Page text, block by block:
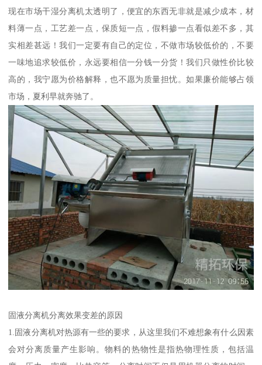
现在市场干湿分离机太透明了，便宜的东西无非就是减少成本，材
料薄一点，工艺差一点，保质短一点，假料掺一点看似差不多，其
实相差甚远！我们一定要有自己的定位，不做市场较低价的，不要
一味地追求较低价，永远要相信一分钱一分货！我们只做性价比较
高的，我宁愿为价格解释，也不愿为质量担忧。如果廉价能够占领
市场，夏利早就奔驰了。
固液分离机分离效果变差的原因
1.固液分离机对热源有一些的要求，从这里我们不难想象有什么因素
会对分离质量产生影响。物料的热物性是指热物理性质，包括温